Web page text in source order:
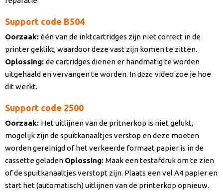
Support code B504
Oorzaak: één van de inktcartridges zijn niet correct in de
printer geklikt, waardoor deze vast zijn komen te zitten.
Oplossing: de cartridges dienen er handmatig te worden
uitgehaald en vervangen te worden. Indeze video zoe je hoe
dit werkt.
Support code 2500
Oorzaak: Het uitlijnen van de pritnerkop is niet gelukt,
mogelijk zijn de spuitkanaaltjes verstop en deze moeten
worden gereinigd of het verkeerde formaat papier is in de
cassette geladen Oplossing: Maak een testafdruk om te zien
of de spuitkanaaltjes verstopt zijn. Plaats een vel A4 papier en
start het (automatisch) uitlijnen van de printerkop opnieuw.